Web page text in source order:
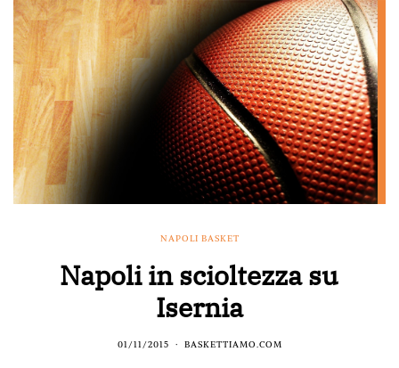
NAPOLI BASKET
Napoli in scioltezza su
Isernia
01/11/2015 BASKETTIAMO.COM